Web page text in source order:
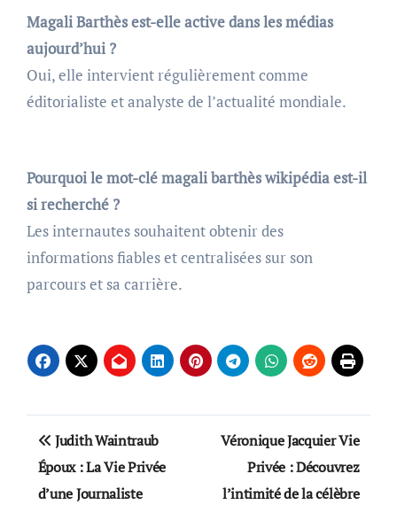
Magali Barthès est-elle active dans les médias
aujourd’hui ?
Oui, elle intervient régulièrement comme
éditorialiste et analyste de l’actualité mondiale.
Pourquoi le mot-clé magali barthès wikipédia est-il
si recherché ?
Les internautes souhaitent obtenir des
informations fiables et centralisées sur son
parcours et sa carrière.
Post
navigation
Judith Waintraub
Époux : La Vie Privée
d’une Journaliste
Véronique Jacquier Vie
Privée : Découvrez
l’intimité de la célèbre